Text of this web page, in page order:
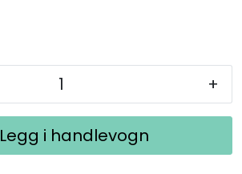
+
Legg i handlevogn